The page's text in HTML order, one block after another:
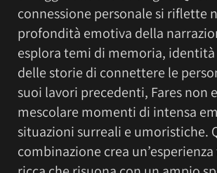
connessione personale si riflette
profondità emotiva della
esplora temi di memoria,
delle storie di connettere le
suoi lavori precedenti, Fares non
mescolare momenti di intensa
situazioni surreali e umoristiche.
combinazione crea